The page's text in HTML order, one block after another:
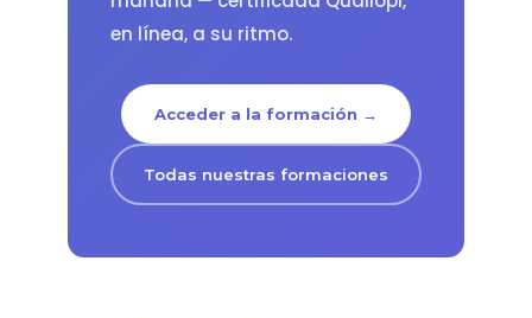
en línea, a su ritmo.
Acceder a la formación →
Todas nuestras formaciones